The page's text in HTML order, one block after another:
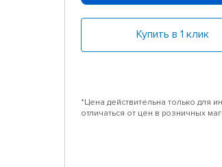
Купить в 1 клик
*Цена действительна только для
отличаться от цен в розничных